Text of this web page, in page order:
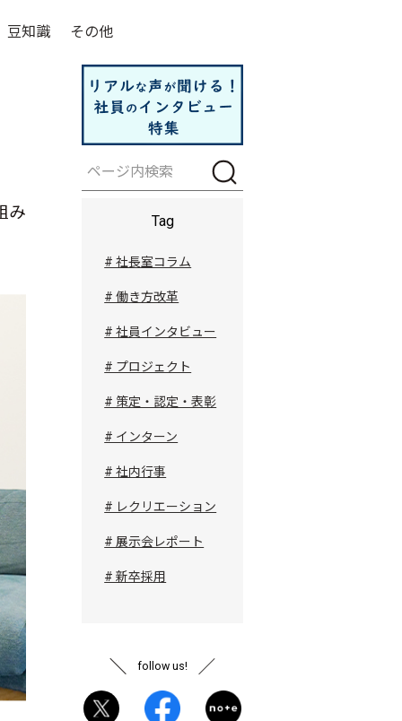
豆知識 その他
み Tag
# 社長室コラム
# 働き方改革
# 社員インタビュー
# プロジェクト
# 策定・認定・表彰
# インターン
# 社内行事
# レクリエーション
# 展示会レポート
# 新卒採用
follow us!